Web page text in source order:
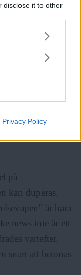
disclose it to other
or more Google
You may click to
in below Google
Privacy Policy
som
fått näring ur
och det
Irak
kontrollen i
Efter att IS intog
tornat upp sig.
på
kan duperas.
är bara
news inte är ett
vartefter.
snart att betonas